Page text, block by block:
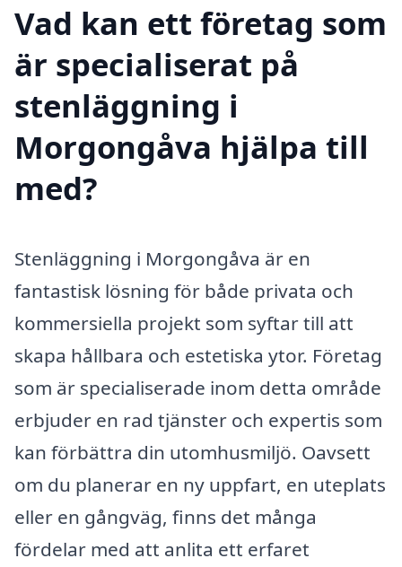
Vad kan ett företag som
är specialiserat på
stenläggning i
Morgongåva hjälpa till
med?
Stenläggning i Morgongåva är en
fantastisk lösning för både privata och
kommersiella projekt som syftar till att
skapa hållbara och estetiska ytor. Företag
som är specialiserade inom detta område
erbjuder en rad tjänster och expertis som
kan förbättra din utomhusmiljö. Oavsett
om du planerar en ny uppfart, en uteplats
eller en gångväg, finns det många
fördelar med att anlita ett erfaret